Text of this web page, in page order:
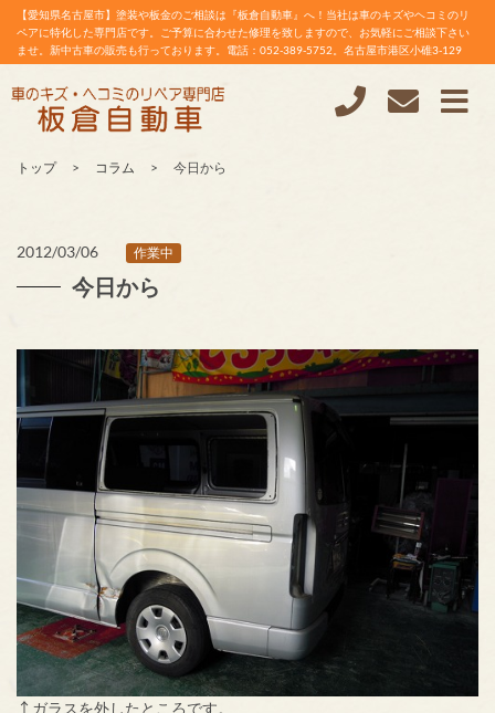
【愛知県名古屋市】塗装や板金のご相談は『板倉自動車』へ！当社は車のキズやヘコミのリ
ペアに特化した専門店です。ご予算に合わせた修理を致しますので、お気軽にご相談下さい
ませ。新中古車の販売も行っております。電話：052-389-5752。名古屋市港区小碓3-129
トップ コラム 今日から
2012/03/06 作業中
今日から
↑ガラスを外したところです。